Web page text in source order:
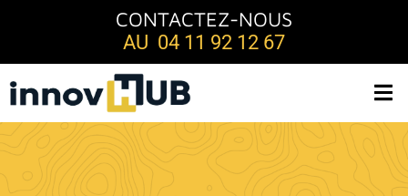
CONTACTEZ-NOUS
AU 04 11 92 12 67